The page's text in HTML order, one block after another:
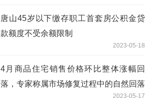
唐山45岁以下缴存职工首套房公积金贷
款额度不受余额限制
2023-05-18
4月商品住宅销售价格环比整体涨幅回
落，专家称属市场修复过程中的自然回落
2023-05-17